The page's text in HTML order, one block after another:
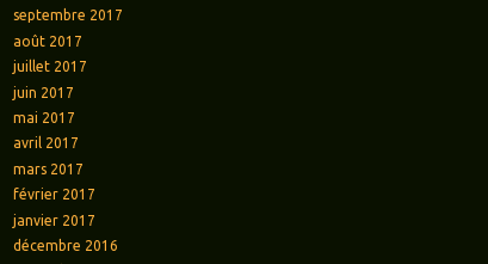
septembre 2017
août 2017
juillet 2017
juin 2017
mai 2017
avril 2017
mars 2017
février 2017
janvier 2017
décembre 2016